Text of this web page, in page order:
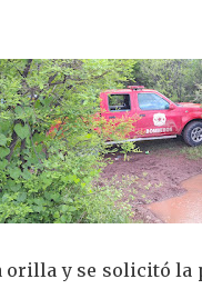
y se solicitó la